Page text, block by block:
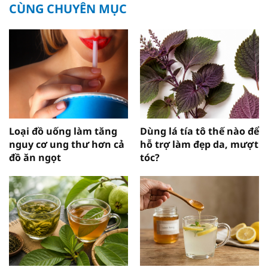
CÙNG CHUYÊN MỤC
Loại đồ uống làm tăng
nguy cơ ung thư hơn cả
đồ ăn ngọt
Dùng lá tía tô thế nào để
hỗ trợ làm đẹp da, mượt
tóc?